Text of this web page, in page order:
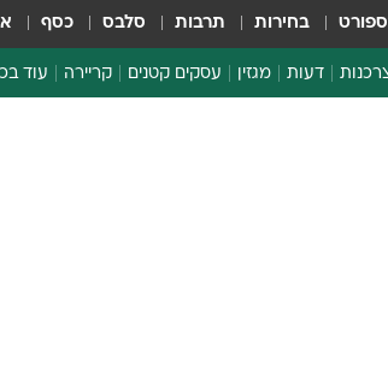
ספורט בחירות תרבות סלבס כסף
דעות מגזין עסקים קטנים קריירה עוד